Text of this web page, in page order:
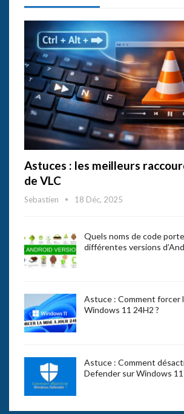
Astuces : les meilleurs
de VLC
Sebastien 18 Déc, 2025
Quels noms de code
différentes versions
Astuce : Comment forcer
Windows 11 24H2 ?
Astuce : Comment
Defender sur Windows 11